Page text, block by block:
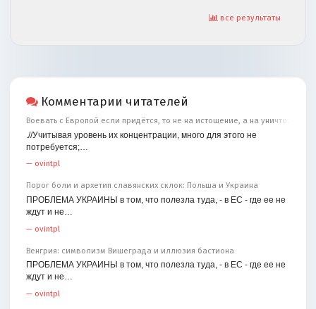
все результаты
Комментарии читателей
Воевать с Европой если придётся, то не на истощение, а на уничтожение
.//Учитывая уровень их концентрации, много для этого не
потребуется;…
— ovintpl
Порог боли и архетип славянских склок: Польша и Украина
ПРОБЛЕМА УКРАИНЫ в том, что полезла туда, - в ЕС - где ее не
ждут и не…
— ovintpl
Венгрия: символизм Вишеграда и иллюзия бастиона
ПРОБЛЕМА УКРАИНЫ в том, что полезла туда, - в ЕС - где ее не
ждут и не…
— ovintpl